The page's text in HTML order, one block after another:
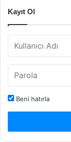
Kayıt Ol
Beni hatırla